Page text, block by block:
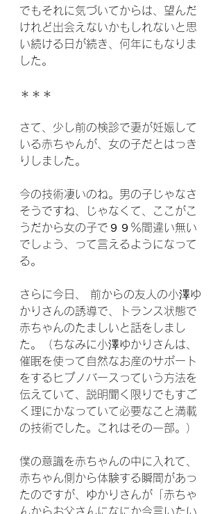
でもそれに気づいてからは、望んだ
けれど出会えないかもしれないと思
い続ける日が続き、何年にもなりま
した。
＊＊＊
さて、少し前の検診で妻が妊娠して
いる赤ちゃんが、女の子だとはっき
りしました。
今の技術凄いのね。男の子じゃなさ
そうですね、じゃなくて、ここがこ
うだから女の子で９９％間違い無い
でしょう、って言えるようになって
る。
さらに今日、 前からの友人の小澤ゆ
かりさんの誘導で、トランス状態で
赤ちゃんのたましいと話をしまし
た。（ちなみに小澤ゆかりさんは、
催眠を使って自然なお産のサポート
をするヒプノバースっていう方法を
伝えていて、説明聞く限りでもすご
く理にかなっていて必要なこと満載
の技術でした。これはその一部。）
僕の意識を赤ちゃんの中に入れて、
赤ちゃん側から体験する瞬間があっ
たのですが、ゆかりさんが「赤ちゃ
んからお父さんになにか今言いたい